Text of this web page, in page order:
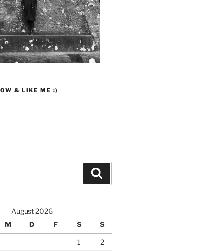
& LIKE ME :)
August 2026
M
D F S S
1
2